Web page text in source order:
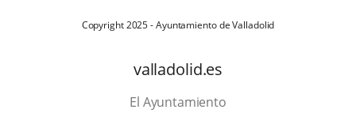
Copyright 2025 - Ayuntamiento de Valladolid
valladolid.es
El Ayuntamiento